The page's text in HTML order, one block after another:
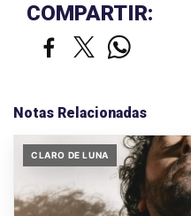
COMPARTIR:
Notas Relacionadas
CLARO DE LUNA